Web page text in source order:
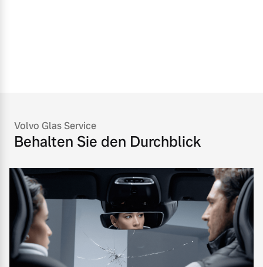
Volvo Glas Service
Behalten Sie den Durchblick